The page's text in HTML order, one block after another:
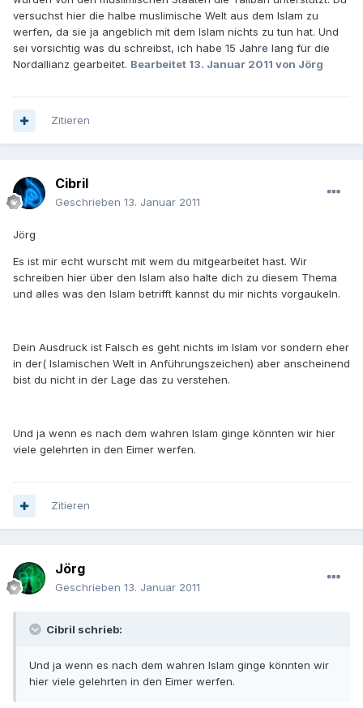
versuchst hier die halbe muslimische Welt aus dem Islam zu
werfen, da sie ja angeblich mit dem Islam nichts zu tun hat. Und
sei vorsichtig was du schreibst, ich habe 15 Jahre lang für die
Nordallianz gearbeitet. Bearbeitet 13. Januar 2011 von Jörg
Zitieren
Cibril
Geschrieben 13. Januar 2011
Jörg
Es ist mir echt wurscht mit wem du mitgearbeitet hast. Wir
schreiben hier über den Islam also halte dich zu diesem Thema
und alles was den Islam betrifft kannst du mir nichts vorgaukeln.
Dein Ausdruck ist Falsch es geht nichts im Islam vor sondern eher
in der( Islamischen Welt in Anführungszeichen) aber anscheinend
bist du nicht in der Lage das zu verstehen.
Und ja wenn es nach dem wahren Islam ginge könnten wir hier
viele gelehrten in den Eimer werfen.
Zitieren
Jörg
Geschrieben 13. Januar 2011
Cibril schrieb:
Und ja wenn es nach dem wahren Islam ginge könnten wir
hier viele gelehrten in den Eimer werfen.